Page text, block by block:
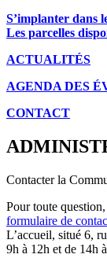
S’implanter dans
Les parcelles
ACTUALITÉS
AGENDA DES É
CONTACT
Contacter la
Pour toute
formulaire de
L’accueil, situé 6,
9h à 12h et de 14h